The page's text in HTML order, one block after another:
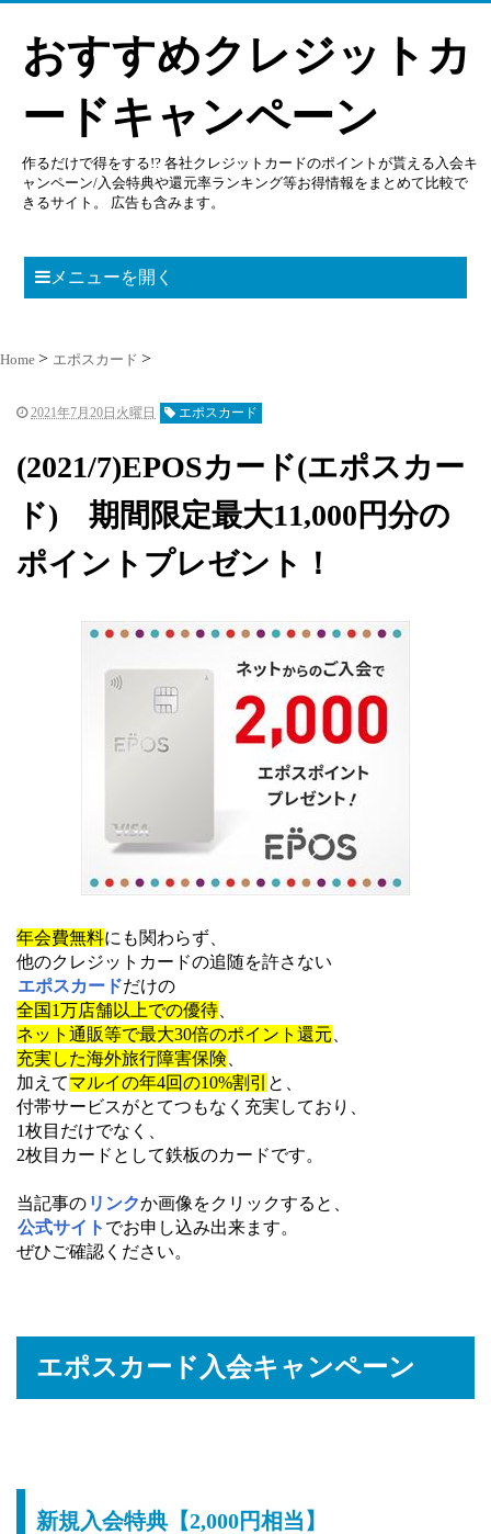
おすすめクレジットカ
ードキャンペーン
作るだけで得をする!? 各社クレジットカードのポイントが貰える入会キ
ャンペーン/入会特典や還元率ランキング等お得情報をまとめて比較で
きるサイト。 広告も含みます。
メニューを開く
Home エポスカード
2021年7月20日火曜日 エポスカード
(2021/7)EPOSカード(エポスカー
ド) 期間限定最大11,000円分の
ポイントプレゼント！
年会費無料にも関わらず、
他のクレジットカードの追随を許さない
エポスカードだけの
全国1万店舗以上での優待
ネット通販等で最大30倍のポイント還元
充実した海外旅行障害保険
加えてマルイの年4回の10%割引 と、
付帯サービスがとてつもなく充実しており、
1枚目だけでなく、
2枚目カードとして鉄板のカードです。
当記事の リンクか画像をクリックすると、
公式サイト でお申し込み出来ます。
ぜひご確認ください。
エポスカード入会キャンペーン
新規入会特典【2,000円相当】